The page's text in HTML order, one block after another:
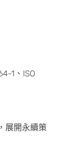
1、ISO
展開永續策